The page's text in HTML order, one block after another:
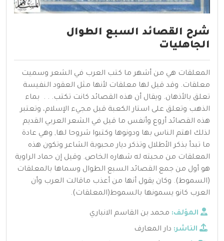
شرح القصائد السبع الطوال
الجاهليات
المعلقات هي من أشهر ما كتب العرب في الشعر وسميت
معلقات. وقد قيل لها معلقات لأنها مثل العقود النفيسة
تعلق بالأذهان. ويقال أن هذه القصائد كانت تكتب. . . بماء
الذهب وتعلق على استار الكعبة قبل مجيء الإسلام، وتعتبر
هذه القصائد أروع وأنفس ما قيل في الشعر العربي القديم
لذلك اهتم الناس بها ودونوها وكتبوا شروحا لها, وهي عادة
ما تبدأ بذكر الأطلال وتذكر ديار محبوبة الشاعر وتكون هذه
المعلقات من محبته له شهاره الخاص. وقيل إن حماد الراوية
هو أول من جمع القصائد السبع الطوال وسماها بالمعلقات
(السموط). وكان يقول أنها من أعذب ماقالت العرب وأن
العرب كانو يسمونها بالسموط(المعلقات).
المؤلف: محمد بن القاسم الانباري
الناشر: دار المعارف